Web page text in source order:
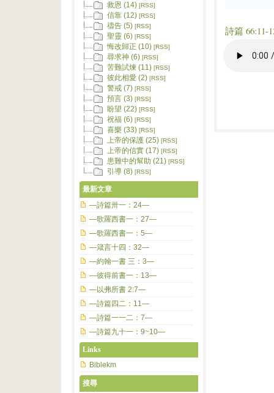
詩篇 66:11-
救恩 (14) [RSS]
信靠 (12) [RSS]
禱告 (5) [RSS]
聖靈 (6) [RSS]
悔改歸正 (10) [RSS]
尋求神 (6) [RSS]
苦難試煉 (11) [RSS]
彼此相愛 (2) [RSS]
警戒 (7) [RSS]
預言 (3) [RSS]
盼望 (22) [RSS]
祝福 (6) [RSS]
喜樂 (33) [RSS]
上帝的保護 (25) [RSS]
上帝的信實 (17) [RSS]
患難中的幫助 (21) [RSS]
引導 (8) [RSS]
最新文章
—詩篇卅一：24—
—歌羅西書一：27—
—歌羅西書一：5—
—箴言十四：32—
—約翰一書 三：3—
—彼得前書一：13—
—以弗所書 2:7—
—詩篇四二：11—
—詩篇一一二：7—
—詩篇九十一：9~10—
Links
Biblekm
搜尋